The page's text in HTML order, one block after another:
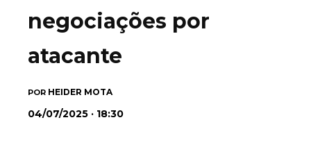
negociações por
atacante
POR HEIDER MOTA
04/07/2025 · 18:30